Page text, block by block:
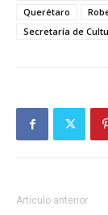
Querétaro
Secretaría de
Artículo anterior